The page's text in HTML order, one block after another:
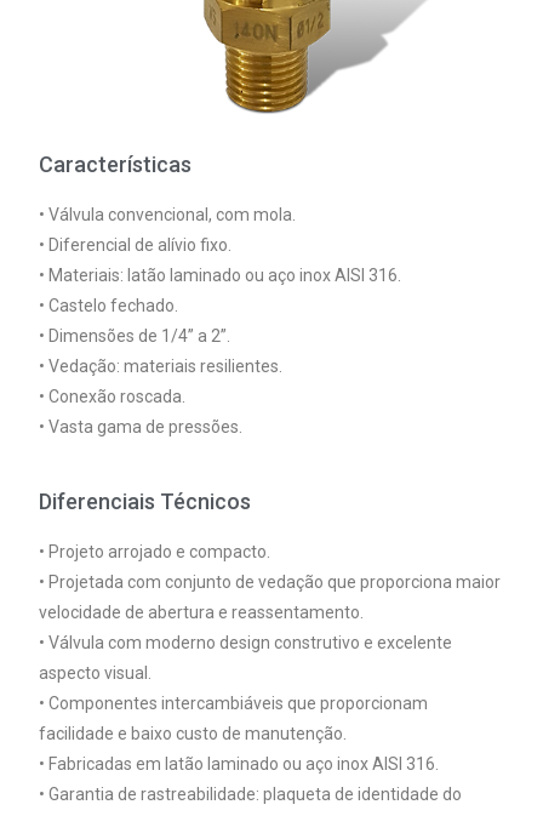
Características
• Válvula convencional, com mola.
• Diferencial de alívio fixo.
• Materiais: latão laminado ou aço inox AISI 316.
• Castelo fechado.
• Dimensões de 1/4” a 2”.
• Vedação: materiais resilientes.
• Conexão roscada.
• Vasta gama de pressões.
Diferenciais Técnicos
• Projeto arrojado e compacto.
• Projetada com conjunto de vedação que proporciona maior
velocidade de abertura e reassentamento.
• Válvula com moderno design construtivo e excelente
aspecto visual.
• Componentes intercambiáveis que proporcionam
facilidade e baixo custo de manutenção.
• Fabricadas em latão laminado ou aço inox AISI 316.
• Garantia de rastreabilidade: plaqueta de identidade do